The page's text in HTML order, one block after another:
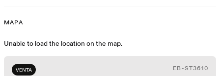
Mapa
MAPA
Unable to load the location on the map.
VENTA EB-ST3610